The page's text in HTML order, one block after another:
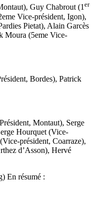
Guy Chabrout (1er
Vice-président, Igon),
Pietat), Alain Garcès
Moura (5eme Vice-
Bordes), Patrick
Montaut), Serge
Hourquet (Vice-
président, Coarraze),
d’Asson), Hervé
En résumé :